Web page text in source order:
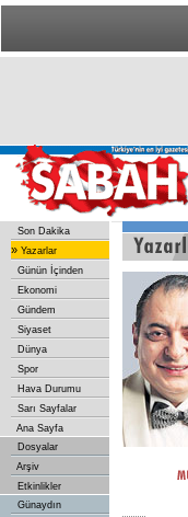
Son Dakika
» Yazarlar
Günün İçinden
Ekonomi
Gündem
Siyaset
Dünya
Spor
Hava Durumu
Sarı Sayfalar
Ana Sayfa
Dosyalar
Arşiv
Etkinlikler
Günaydın